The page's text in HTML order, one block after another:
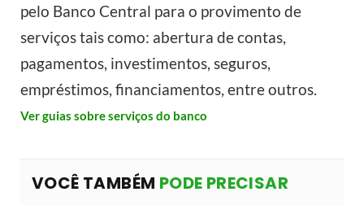
pelo Banco Central para o provimento de
serviços tais como: abertura de contas,
pagamentos, investimentos, seguros,
empréstimos, financiamentos, entre outros.
Ver guias sobre serviços do banco
VOCÊ TAMBÉM PODE PRECISAR